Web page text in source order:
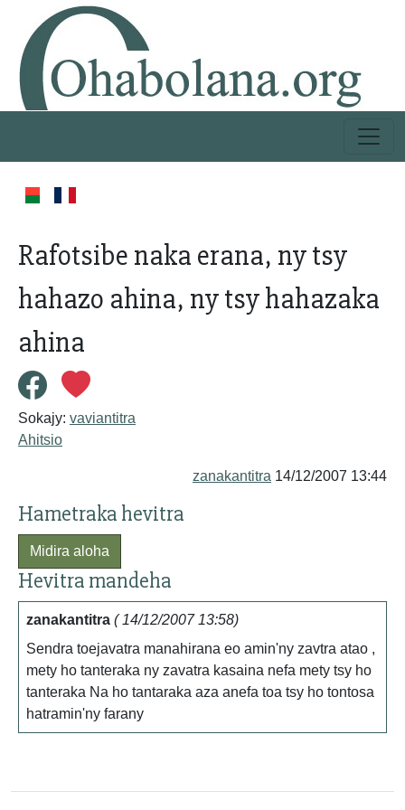
Rafotsibe naka erana, ny tsy
hahazo ahina, ny tsy hahazaka
ahina
Sokajy: vaviantitra
Ahitsio
zanakantitra 14/12/2007 13:44
Hametraka hevitra
Midira aloha
Hevitra mandeha
zanakantitra ( 14/12/2007 13:58)
Sendra toejavatra manahirana eo amin'ny zavtra atao ,
mety ho tanteraka ny zavatra kasaina nefa mety tsy ho
tanteraka Na ho tantaraka aza anefa toa tsy ho tontosa
hatramin'ny farany